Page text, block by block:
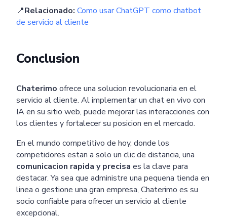
📍Relacionado: Como usar ChatGPT como chatbot
de servicio al cliente
Conclusion
Chaterimo ofrece una solucion revolucionaria en el
servicio al cliente. Al implementar un chat en vivo con
IA en su sitio web, puede mejorar las interacciones con
los clientes y fortalecer su posicion en el mercado.
En el mundo competitivo de hoy, donde los
competidores estan a solo un clic de distancia, una
comunicacion rapida y precisa es la clave para
destacar. Ya sea que administre una pequena tienda en
linea o gestione una gran empresa, Chaterimo es su
socio confiable para ofrecer un servicio al cliente
excepcional.
Pricing Articles ChatGPT for Websites